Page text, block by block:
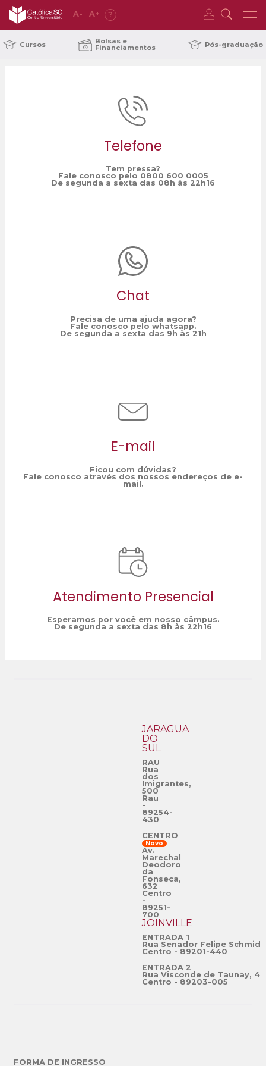
A- A+ ?
Cursos Bolsas e
Financiamentos Pós-graduação
Telefone
Tem pressa?
Fale conosco pelo 0800 600 0005
De segunda a sexta das 08h às 22h16
Chat
Precisa de uma ajuda agora?
Fale conosco pelo whatsapp.
De segunda a sexta das 9h às 21h
E-mail
Ficou com dúvidas?
Fale conosco através dos nossos endereços de e-
mail.
Atendimento Presencial
Esperamos por você em nosso câmpus.
De segunda a sexta das 8h às 22h16
JARAGUÁ
DO
SUL
RAU
Rua
dos
Imigrantes,
500
Rau
-
89254-
430
CENTRO
Novo
Av.
Marechal
Deodoro
da
Fonseca,
632
Centro
-
89251-
700
JOINVILLE
ENTRADA 1
Rua Senador Felipe
Centro - 89201-440
ENTRADA 2
Rua Visconde de Taunay,
Centro - 89203-005
FORMA DE INGRESSO